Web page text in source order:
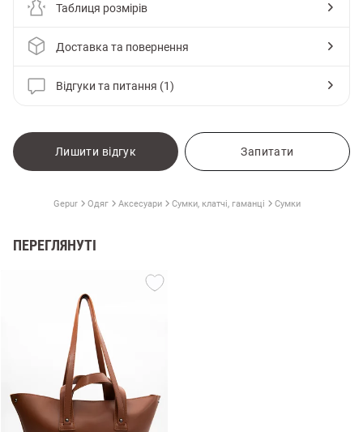
Таблиця розмірів
Доставка та повернення
Відгуки та питання (1)
Лишити відгук Запитати
Gepur Одяг Аксесуари Сумки, клатчі, гаманці Сумки
ПЕРЕГЛЯНУТІ